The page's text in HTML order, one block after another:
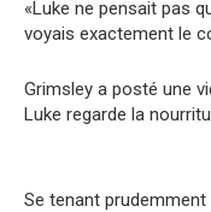
«Luke ne pensait pas
voyais exactement le
Grimsley a posté une
Luke regarde la
Se tenant